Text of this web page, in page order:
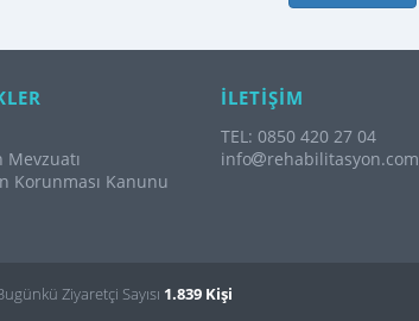
Korunması Kanunu
İLETİŞİM
TEL: 0850 420 27 04
info
rehabilitasyon.com
Ziyaretçi Sayısı 1.839 Kişi